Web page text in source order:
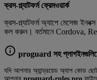
ক্রস-প্ল্যাটফর্ম ফ্রেমওয়ার্ক
ক্রস-প্ল্যাটফর্ম অ্যাপে মেসেজ
কল করুন। বর্তমানে Cordova,
proguard সহ
যদি আপনার অ্যান্ড্রয়েড অ্যাপ কোড
আপনার proguard-rules.pro